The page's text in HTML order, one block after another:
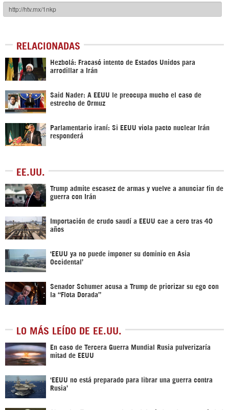
RELACIONADAS
Hezbolá: Fracasó intento de Estados Unidos para
arrodillar a Irán
Said Nader: A EEUU le preocupa mucho el caso de
estrecho de Ormuz
Parlamentario iraní: Si EEUU viola pacto nuclear Irán
responderá
EE.UU.
Trump admite escasez de armas y vuelve a anunciar fin de
guerra con Irán
Importación de crudo saudí a EEUU cae a cero tras 40
años
‘EEUU ya no puede imponer su dominio en Asia
Occidental’
Senador Schumer acusa a Trump de priorizar su ego con
la “Flota Dorada”
LO MÁS LEÍDO DE EE.UU.
En caso de Tercera Guerra Mundial Rusia pulverizaría
mitad de EEUU
‘EEUU no está preparado para librar una guerra contra
Rusia’